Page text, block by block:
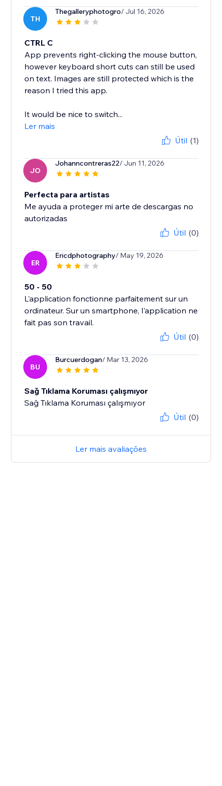
TH
Thegalleryphotogro/ Jul 16, 2026
CTRL C
App prevents right-clicking the mouse button,
however keyboard short cuts can still be used
on text. Images are still protected which is the
reason I tried this app.
It would be nice to switch...
Ler mais
Útil (1)
JO
Johanncontreras22/ Jun 11, 2026
Perfecta para artistas
Me ayuda a proteger mi arte de descargas no
autorizadas
Útil (0)
ER
Ericdphotography/ May 19, 2026
50 - 50
L'application fonctionne parfaitement sur un
ordinateur. Sur un smartphone, l'application ne
fait pas son travail.
Útil (0)
BU
Burcuerdogan/ Mar 13, 2026
Sağ Tıklama Koruması çalışmıyor
Sağ Tıklama Koruması çalışmıyor
Útil (0)
Ler mais avaliações